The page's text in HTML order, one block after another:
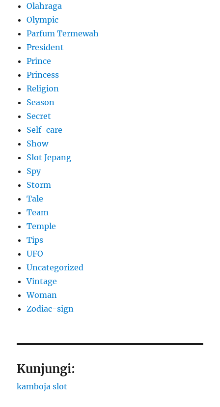
Olahraga
Olympic
Parfum Termewah
President
Prince
Princess
Religion
Season
Secret
Self-care
Show
Slot Jepang
Spy
Storm
Tale
Team
Temple
Tips
UFO
Uncategorized
Vintage
Woman
Zodiac-sign
Kunjungi:
kamboja slot